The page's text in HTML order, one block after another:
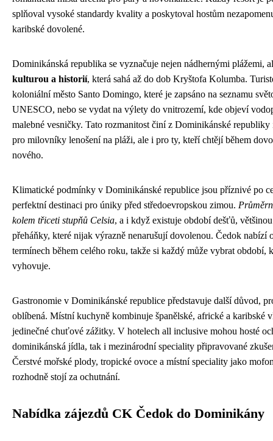
splňoval vysoké standardy kvality a poskytoval hostům
karibské dovolené.
Dominikánská republika se vyznačuje nejen nádhernými plážemi,
kulturou a historií, která sahá až do dob Kryštofa Kolumba.
koloniální město Santo Domingo, které je zapsáno na seznamu
UNESCO, nebo se vydat na výlety do vnitrozemí, kde objeví
malebné vesničky. Tato rozmanitost činí z Dominikánské republiky
pro milovníky lenošení na pláži, ale i pro ty, kteří chtějí během
nového.
Klimatické podmínky v Dominikánské republice jsou příznivé po
perfektní destinaci pro úniky před středoevropskou zimou.
kolem třiceti stupňů Celsia, a i když existuje období dešťů,
přeháňky, které nijak výrazně nenarušují dovolenou. Čedok nabízí
termínech během celého roku, takže si každý může vybrat období,
vyhovuje.
Gastronomie v Dominikánské republice představuje další důvod,
oblíbená. Místní kuchyně kombinuje španělské, africké a karibské
jedinečné chuťové zážitky. V hotelech all inclusive mohou hosté
dominikánská jídla, tak i mezinárodní speciality připravované
Čerstvé mořské plody, tropické ovoce a místní speciality jako
rozhodně stojí za ochutnání.
Nabídka zájezdů CK Čedok do Dominikány